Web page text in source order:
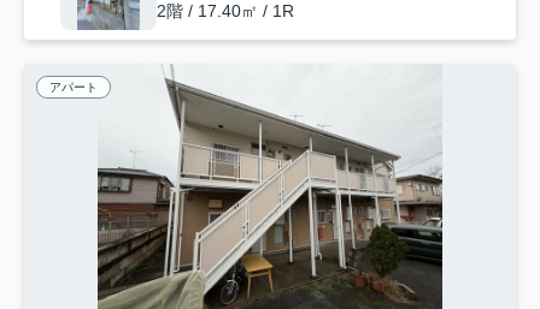
2階 / 17.40㎡ / 1R
アパート